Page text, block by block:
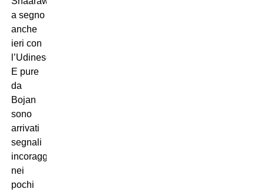
a segno
anche
ieri con
l’Udinese.
E pure
da
Bojan
sono
arrivati
segnali
incoraggianti
nei
pochi